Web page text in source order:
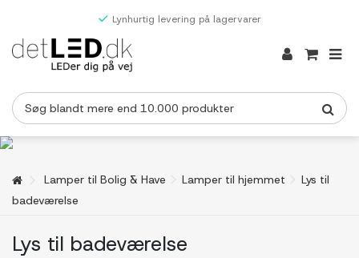
Lynhurtig levering på lagervarer
Lamper til Bolig & Have Lamper til hjemmet
Lys til
badeværelse
Lys til badeværelse